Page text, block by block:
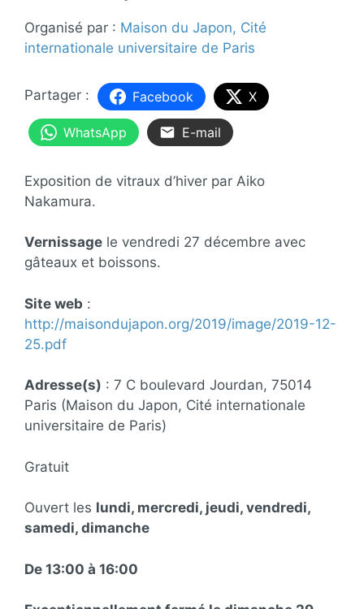
Organisé par : Maison du Japon, Cité
internationale universitaire de Paris
Facebook X
WhatsApp E-mail
Exposition de vitraux d’hiver par Aiko
Nakamura.
Vernissage le vendredi 27 décembre avec
gâteaux et boissons.
Site web :
http://maisondujapon.org/2019/image/2019-12-
25.pdf
Adresse(s) : 7 C boulevard Jourdan, 75014
Paris (Maison du Japon, Cité internationale
universitaire de Paris)
Gratuit
Ouvert les lundi, mercredi, jeudi, vendredi,
samedi, dimanche
De 13:00 à 16:00